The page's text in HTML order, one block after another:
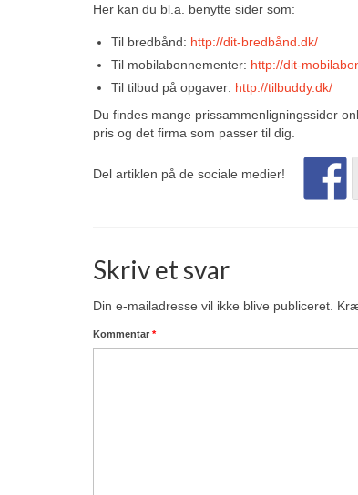
Her kan du bl.a. benytte sider som:
Til bredbånd: http://dit-bredbånd.dk/
Til mobilabonnementer: http://dit-
Til tilbud på opgaver: http://tilbuddy.dk/
Du findes mange prissammenligningssider
pris og det firma som passer til dig.
Del artiklen på de sociale medier!
Skriv et svar
Din e-mailadresse vil ikke blive publiceret.
Kommentar *